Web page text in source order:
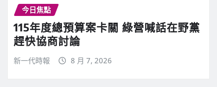
今日焦點
115年度總預算案卡關 綠營喊話在野黨
趕快協商討論
新一代時報 8 月 7, 2026